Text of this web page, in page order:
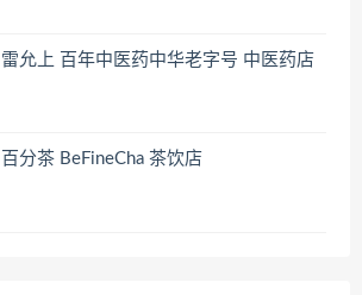
雷允上 百年中医药中华老字号 中医药店
百分茶 BeFineCha 茶饮店